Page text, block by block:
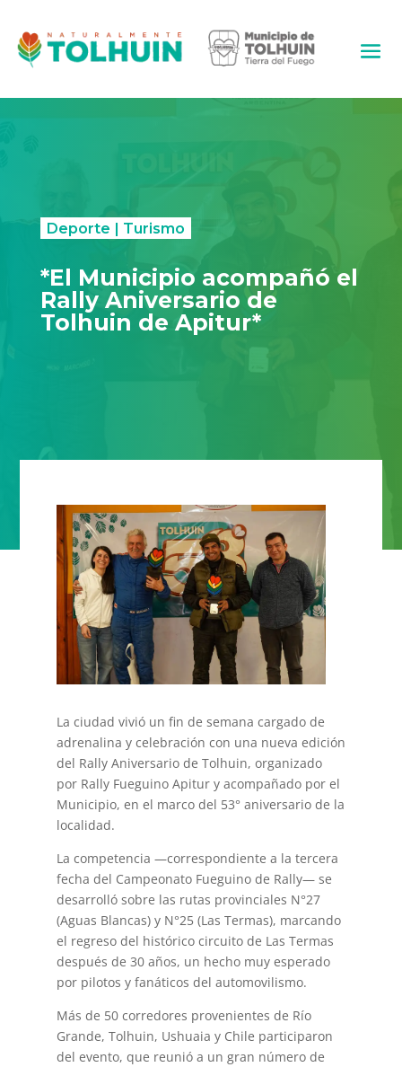
Deporte | Turismo
*El Municipio acompañó el
Rally Aniversario de
Tolhuin de Apitur*
La ciudad vivió un fin de semana cargado de
adrenalina y celebración con una nueva edición
del Rally Aniversario de Tolhuin, organizado
por Rally Fueguino Apitur y acompañado por el
Municipio, en el marco del 53° aniversario de la
localidad.
La competencia —correspondiente a la tercera
fecha del Campeonato Fueguino de Rally— se
desarrolló sobre las rutas provinciales N°27
(Aguas Blancas) y N°25 (Las Termas), marcando
el regreso del histórico circuito de Las Termas
después de 30 años, un hecho muy esperado
por pilotos y fanáticos del automovilismo.
Más de 50 corredores provenientes de Río
Grande, Tolhuin, Ushuaia y Chile participaron
del evento, que reunió a un gran número de